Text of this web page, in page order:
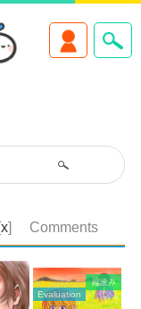
x] Comments
Evaluation
縦読み